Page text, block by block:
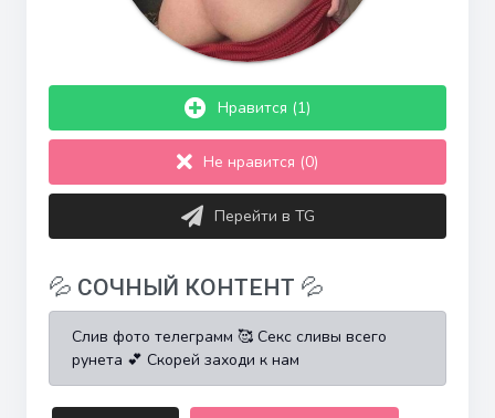
Нравится (1)
Не нравится (0)
Перейти в TG
💦 СОЧНЫЙ КОНТЕНТ 💦
Слив фото телеграмм 🥰 Секс сливы всего
рунета 💕 Скорей заходи к нам